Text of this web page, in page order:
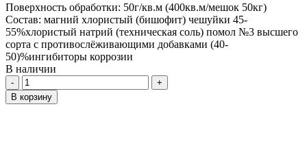
Поверхность обработки: 50г/кв.м (400кв.м/мешок 50кг)
Состав: магний хлористый (бишофит) чешуйки 45-
55%хлористый натрий (техническая соль) помол №3 высшего
сорта с противослёживающими добавками (40-
50)%ингибиторы коррозии
В наличии
Количество
В корзину